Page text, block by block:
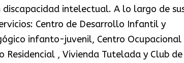
intelectual. A lo largo de
Centro de Desarrollo Infantil y
infanto-juvenil, Centro Ocupacional
Residencial , Vivienda Tutelada y Club de